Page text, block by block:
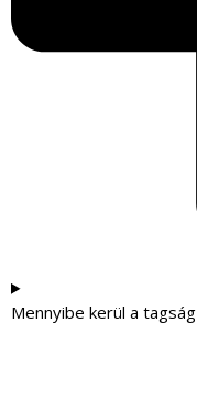
Mennyibe kerül a tagság